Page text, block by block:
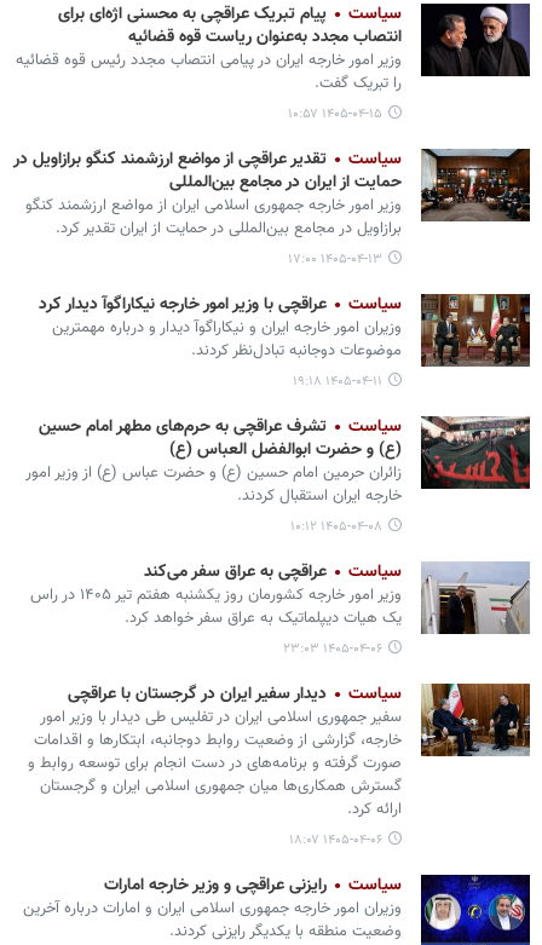
سیاست
پیام تبریک عراقچی به محسنی اژه‌ای برای
انتصاب مجدد به‌عنوان ریاست قوه قضائیه
وزیر امور خارجه ایران در پیامی انتصاب مجدد رئیس قوه قضائیه
را تبریک گفت.
۱۴۰۵-۰۴-۱۵ ۱۰:۵۷
سیاست
تقدیر عراقچی از مواضع ارزشمند کنگو برازاویل در
حمایت از ایران در مجامع بین‌المللی
وزیر امور خارجه جمهوری اسلامی ایران از مواضع ارزشمند کنگو
برازاویل در مجامع بین‌المللی در حمایت از ایران تقدیر کرد.
۱۴۰۵-۰۴-۱۳ ۱۷:۰۰
سیاست عراقچی با وزیر امور خارجه نیکاراگوآ دیدار کرد
وزیران امور خارجه ایران و نیکاراگوآ دیدار و درباره مهمترین
موضوعات دوجانبه تبادل‌نظر کردند.
۱۴۰۵-۰۴-۱۱ ۱۹:۱۸
سیاست
تشرف عراقچی به حرم‌های مطهر امام حسین
(ع) و حضرت ابوالفضل العباس (ع)
زائران حرمین امام حسین (ع) و حضرت عباس (ع) از وزیر امور
خارجه ایران استقبال کردند.
۱۴۰۵-۰۴-۰۸ ۱۰:۱۲
سیاست عراقچی به عراق سفر می‌کند
وزیر امور خارجه کشورمان روز یکشنبه هفتم تیر ۱۴۰۵ در راس
یک هیات دیپلماتیک به عراق سفر خواهد کرد.
۱۴۰۵-۰۴-۰۶ ۲۳:۰۳
سیاست دیدار سفیر ایران در گرجستان با عراقچی
سفیر جمهوری اسلامی ایران در تفلیس طی دیدار با وزیر امور
خارجه، گزارشی از وضعیت روابط دوجانبه، ابتکارها و اقدامات
صورت گرفته و برنامه‌های در دست انجام برای توسعه روابط و
گسترش همکاری‌ها میان جمهوری اسلامی ایران و گرجستان
ارائه کرد.
۱۴۰۵-۰۴-۰۶ ۱۸:۰۷
سیاست رایزنی عراقچی و وزیر خارجه امارات
وزیران امور خارجه جمهوری اسلامی ایران و امارات درباره آخرین
وضعیت منطقه با یکدیگر رایزنی کردند.